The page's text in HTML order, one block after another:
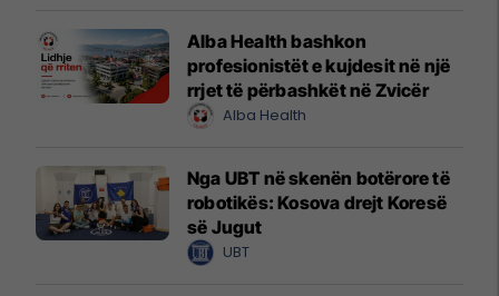
Alba Health bashkon
profesionistët e kujdesit në një
rrjet të përbashkët në Zvicër
Alba Health
Nga UBT në skenën botërore të
robotikës: Kosova drejt Koresë
së Jugut
UBT